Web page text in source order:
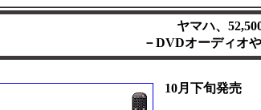
ヤマハ、
－DVDオーディオ
10月下旬発売